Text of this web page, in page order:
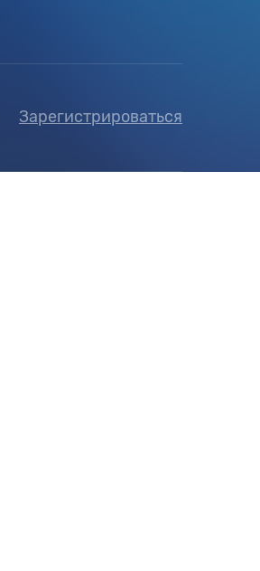
Зарегистрироваться